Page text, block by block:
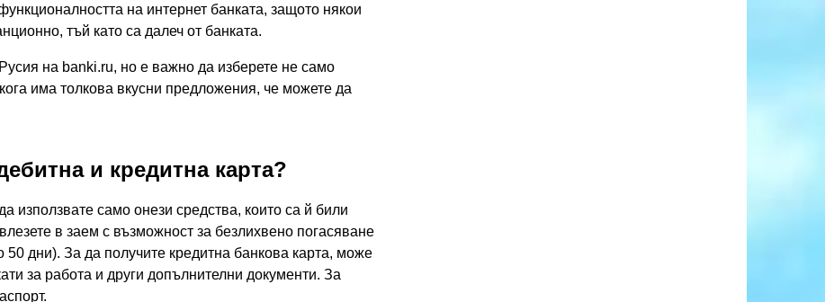
на интернет банката, защото някои
тъй като са далеч от банката.
на banki.ru, но е важно да изберете не само
има толкова вкусни предложения, че можете да
и кредитна карта?
използвате само онези средства, които са й били
в заем с възможност за безлихвено погасяване
50 дни). За да получите кредитна банкова карта, може
за работа и други допълнителни документи. За